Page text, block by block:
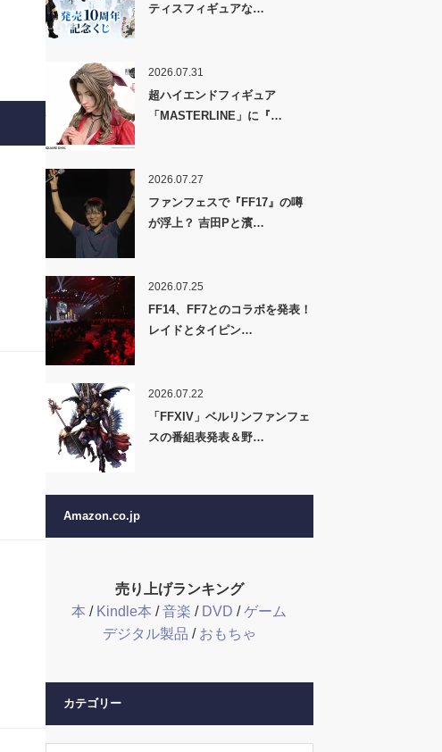
ティスフィギュアな…
2026.07.31
超ハイエンドフィギュア
「MASTERLINE」に『…
2026.07.27
ファンフェスで『FF17』の噂
が浮上？ 吉田Pと濱…
2026.07.25
FF14、FF7とのコラボを発表！
レイドとタイピン…
2026.07.22
「FFXIV」ベルリンファンフェ
スの番組表発表＆野…
Amazon.co.jp
売り上げランキング
本 / Kindle本 /音楽 / DVD /ゲーム
デジタル製品 / おもちゃ
カテゴリー